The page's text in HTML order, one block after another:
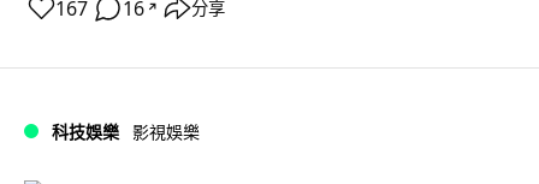
167 16 ↗ 分享
科技娛樂 影視娛樂